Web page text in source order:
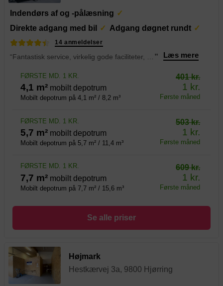
Indendørs af og -pålæsning
Direkte adgang med bil
Adgang døgnet rundt
14 anmeldelser
” Læs mere
FØRSTE MD. 1 KR.
4,1 m² mobilt depotrum
Mobilt depotrum på 4,1 m² / 8,2 m³
401 kr.
1 kr.
Første måned
FØRSTE MD. 1 KR.
5,7 m² mobilt depotrum
Mobilt depotrum på 5,7 m² / 11,4 m³
503 kr.
1 kr.
Første måned
FØRSTE MD. 1 KR.
7,7 m² mobilt depotrum
Mobilt depotrum på 7,7 m² / 15,6 m³
609 kr.
1 kr.
Første måned
Se alle priser
Højmark
Hestkærvej 3a, 9800 Hjørring